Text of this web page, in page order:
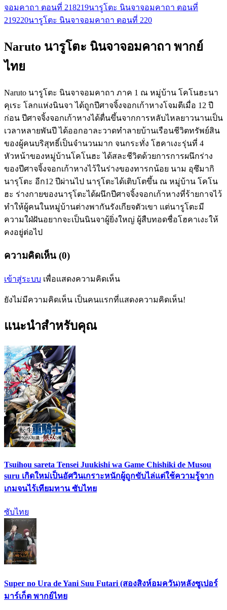
จอมคาถา ตอนที่ 218219นารูโตะ นินจาจอมคาถา ตอนที่
219220นารูโตะ นินจาจอมคาถา ตอนที่ 220
Naruto นารูโตะ นินจาจอมคาถา พากย์
ไทย
Naruto นารูโตะ นินจาจอมคาถา ภาค 1 ณ หมู่บ้าน โคโนฮะนา
คุเระ โลกแห่งนินจา ได้ถูกปีศาจจิ้งจอกเก้าหางโจมตีเมื่อ 12 ปี
ก่อน ปีศาจจิ้งจอกเก้าหางได้ตื่นขึ้นจากการหลับไหลยาวนานเป็น
เวลาหลายพันปี ได้ออกอาละวาดทำลายบ้านเรือนชีวิตทรัพย์สิน
ของผู้คนบริสุทธิ์เป็นจำนวนมาก จนกระทั่ง โฮคาเงะรุ่นที่ 4
หัวหน้าของหมู่บ้านโคโนฮะ ได้สละชีวิตด้วยการการผนึกร่าง
ของปีศาจจิ้งจอกเก้าหางไว้ในร่างของทารกน้อย นาม อุซึมากิ
นารุโตะ อีก12 ปีผ่านไป นารุโตะได้เติบโตขึ้น ณ หมู่บ้าน โคโน
ฮะ ร่างกายของนารุโตะได้ผนึกปีศาจจิ้งจอกเก้าหางที่ร้ายกาจไว้
ทำให้ผู้คนในหมู่บ้านต่างพากันรังเกียจตัวเขา แต่นารูโตะมี
ความใฝ่ฝันอยากจะเป็นนินจาผู้ยิ่งใหญ่ ผู้สืบทอดชื่อโฮคาเงะให้
คงอยู่ต่อไป
ความคิดเห็น (0)
เข้าสู่ระบบ เพื่อแสดงความคิดเห็น
ยังไม่มีความคิดเห็น เป็นคนแรกที่แสดงความคิดเห็น!
แนะนำสำหรับคุณ
Tsuihou sareta Tensei Juukishi wa Game Chishiki de Musou
suru เกิดใหม่เป็นอัศวินเกราะหนักผู้ถูกขับไล่แต่ใช้ความรู้จาก
เกมจนไร้เทียมทาน ซับไทย
ซับไทย
Super no Ura de Yani Suu Futari (สองสิงห์อมควัน)หลังซูเปอร์
มาร์เก็ต พากย์ไทย